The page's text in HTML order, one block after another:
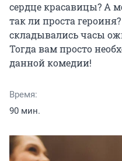
сердце красавицы? А
так ли проста
складывались часы
Тогда вам просто
данной комедии!
Время:
90 мин.